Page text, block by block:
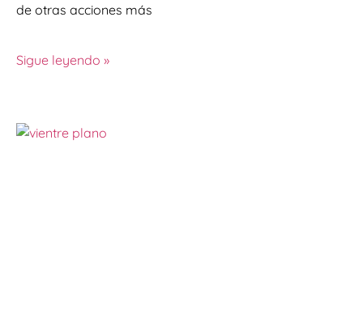
de otras acciones más
Sigue leyendo »